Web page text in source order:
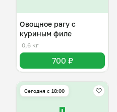
Овощное рагу с
куриным филе
0,6 кг
700 ₽
Сегодня с 18:00